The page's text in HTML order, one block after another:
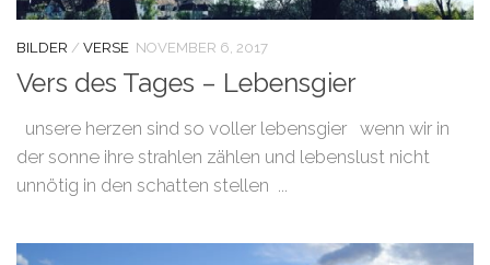
BILDER / VERSE NOVEMBER 6, 2017
Vers des Tages – Lebensgier
unsere herzen sind so voller lebensgier wenn wir in
der sonne ihre strahlen zählen und lebenslust nicht
unnötig in den schatten stellen ...